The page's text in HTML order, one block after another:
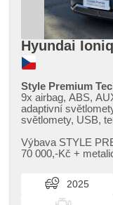
Hyundai
Style Premium
9x airbag, ABS,
adaptivní
světlomety, USB,
asistent jízdy v
asistent změny
hamulec,
dálkových světel,
mobilních
Výbava STYLE
70 000,​​-Kč ​+
2025